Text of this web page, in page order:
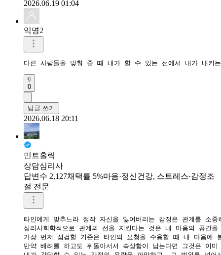
2026.06.19 01:04
익명2
다른 사람들을 맞춰 줄 때 내가 할 수 있는 선에서 내가 내키
0
답글 쓰기
2026.06.18 20:11
민트홀릭
상담심리사
답변수 2,127채택률 5%마음·정신건강, 스트레스·감정조
절 전문
타인에게 맞추느라 정작 자신을 잃어버리는 감정은 관계를 소
심리사회학적으로 관계의 선을 지킨다는 것은 내 마음의 공간
가장 먼저 점검할 기준은 타인의 요청을 수용할 때 내 마음에
만약 배려를 하고도 뒤돌아서서 속상함이 남는다면 그것은 이